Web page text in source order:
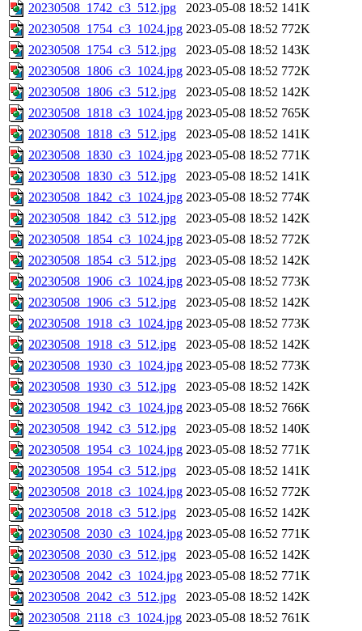
20230508_1742_c3_512.jpg
2023-05-08 18:52 141K
20230508_1754_c3_1024.jpg 2023-05-08 18:52 772K
20230508_1754_c3_512.jpg
2023-05-08 18:52 143K
20230508_1806_c3_1024.jpg 2023-05-08 18:52 772K
20230508_1806_c3_512.jpg
2023-05-08 18:52 142K
20230508_1818_c3_1024.jpg 2023-05-08 18:52 765K
20230508_1818_c3_512.jpg
2023-05-08 18:52 141K
20230508_1830_c3_1024.jpg 2023-05-08 18:52 771K
20230508_1830_c3_512.jpg
2023-05-08 18:52 141K
20230508_1842_c3_1024.jpg 2023-05-08 18:52 774K
20230508_1842_c3_512.jpg
2023-05-08 18:52 142K
20230508_1854_c3_1024.jpg 2023-05-08 18:52 772K
20230508_1854_c3_512.jpg
2023-05-08 18:52 142K
20230508_1906_c3_1024.jpg 2023-05-08 18:52 773K
20230508_1906_c3_512.jpg
2023-05-08 18:52 142K
20230508_1918_c3_1024.jpg 2023-05-08 18:52 773K
20230508_1918_c3_512.jpg
2023-05-08 18:52 142K
20230508_1930_c3_1024.jpg 2023-05-08 18:52 773K
20230508_1930_c3_512.jpg
2023-05-08 18:52 142K
20230508_1942_c3_1024.jpg 2023-05-08 18:52 766K
20230508_1942_c3_512.jpg
2023-05-08 18:52 140K
20230508_1954_c3_1024.jpg 2023-05-08 18:52 771K
20230508_1954_c3_512.jpg
2023-05-08 18:52 141K
20230508_2018_c3_1024.jpg 2023-05-08 16:52 772K
20230508_2018_c3_512.jpg
2023-05-08 16:52 142K
20230508_2030_c3_1024.jpg 2023-05-08 16:52 771K
20230508_2030_c3_512.jpg
2023-05-08 16:52 142K
20230508_2042_c3_1024.jpg 2023-05-08 18:52 771K
20230508_2042_c3_512.jpg
2023-05-08 18:52 142K
20230508_2118_c3_1024.jpg 2023-05-08 18:52 761K